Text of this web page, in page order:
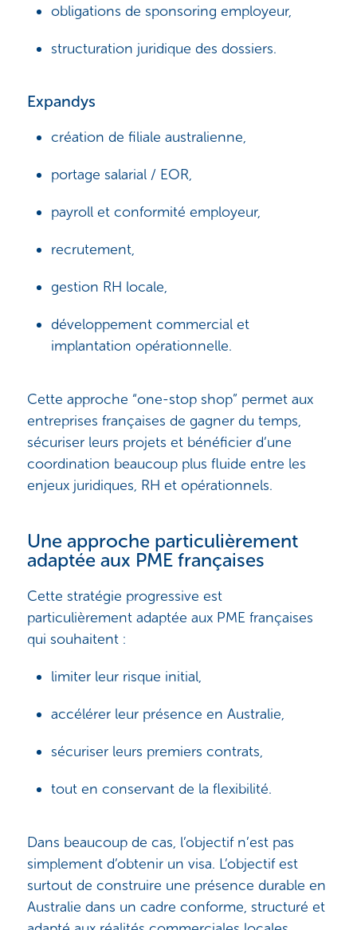
obligations de sponsoring employeur,
structuration juridique des dossiers.
Expandys
création de filiale australienne,
portage salarial / EOR,
payroll et conformité employeur,
recrutement,
gestion RH locale,
développement commercial et
implantation opérationnelle.
Cette approche “one-stop shop” permet aux
entreprises françaises de gagner du temps,
sécuriser leurs projets et bénéficier d’une
coordination beaucoup plus fluide entre les
enjeux juridiques, RH et opérationnels.
Une approche particulièrement
adaptée aux PME françaises
Cette stratégie progressive est
particulièrement adaptée aux PME françaises
qui souhaitent :
limiter leur risque initial,
accélérer leur présence en Australie,
sécuriser leurs premiers contrats,
tout en conservant de la flexibilité.
Dans beaucoup de cas, l’objectif n’est pas
simplement d’obtenir un visa. L’objectif est
surtout de construire une présence durable en
Australie dans un cadre conforme, structuré et